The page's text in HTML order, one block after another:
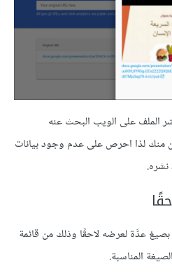
على الويب البحث عنه
لذا احرص على عدم وجود بيانات
عدَّة لعرضه لاحقًا وذلك من قائمة
المناسبة.